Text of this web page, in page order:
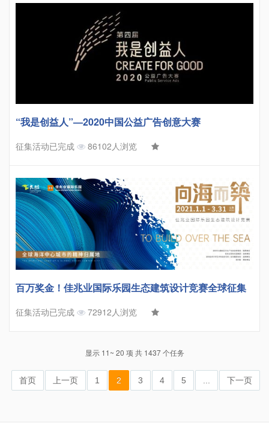
“我是创益人”—2020中国公益广告创意大赛
征集活动已完成 86102人浏览
百万奖金！佳兆业国际乐园生态建筑设计竞赛全球征集
征集活动已完成 72912人浏览
显示 11~ 20 项 共 1437 个任务
首页 上一页 1 2 3 4 5 ... 下一页